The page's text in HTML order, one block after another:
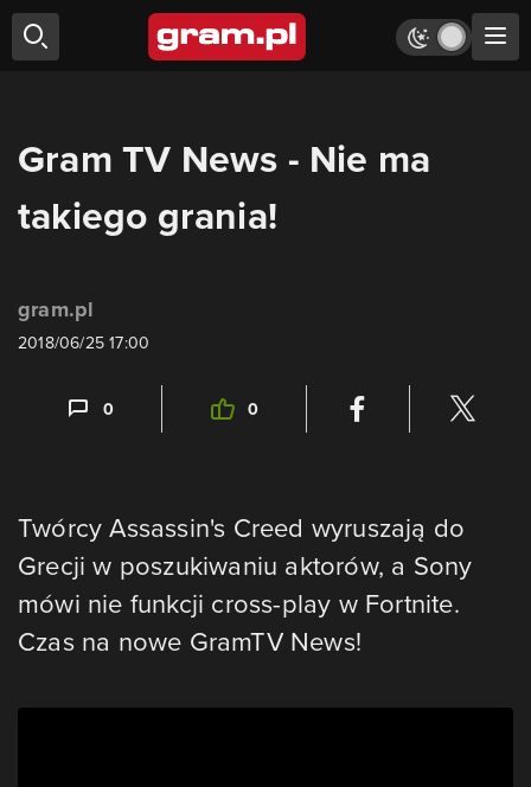
Gram TV News - Nie ma
takiego grania!
gram.pl
2018/06/25 17:00
0 0
Twórcy Assassin's Creed wyruszają do
Grecji w poszukiwaniu aktorów, a Sony
mówi nie funkcji cross-play w Fortnite.
Czas na nowe GramTV News!